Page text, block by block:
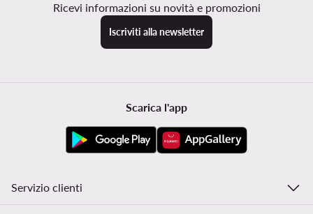
Ricevi informazioni su novità e promozioni
Iscriviti alla newsletter
Scarica l'app
Servizio clienti